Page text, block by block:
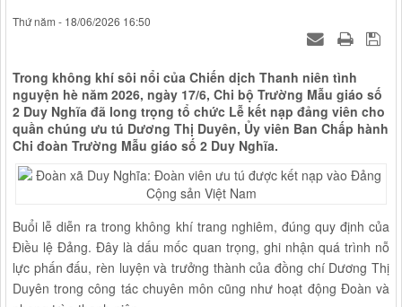
Thứ năm - 18/06/2026 16:50
Trong không khí sôi nổi của Chiến dịch Thanh niên tình
nguyện hè năm 2026, ngày 17/6, Chi bộ Trường Mẫu giáo số
2 Duy Nghĩa đã long trọng tổ chức Lễ kết nạp đảng viên cho
quần chúng ưu tú Dương Thị Duyên, Ủy viên Ban Chấp hành
Chi đoàn Trường Mẫu giáo số 2 Duy Nghĩa.
Buổi lễ diễn ra trong không khí trang nghiêm, đúng quy định của
Điều lệ Đảng. Đây là dấu mốc quan trọng, ghi nhận quá trình nỗ
lực phấn đấu, rèn luyện và trưởng thành của đồng chí Dương Thị
Duyên trong công tác chuyên môn cũng như hoạt động Đoàn và